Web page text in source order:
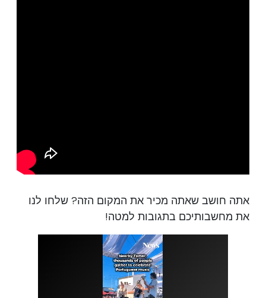
אתה חושב שאתה מכיר את המקום הזה? שלחו לנו
את מחשבותיכם בתגובות למטה!